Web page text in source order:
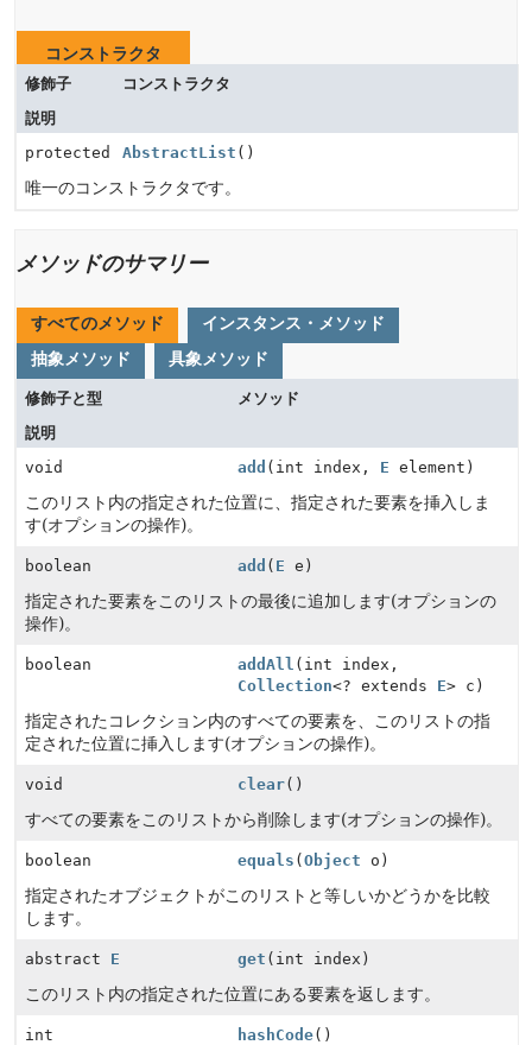
コンストラクタ
修飾子
コンストラクタ
説明
protected
AbstractList ()
唯一のコンストラクタです。
メソッドのサマリー
すべてのメソッド
インスタンス・メソッド
抽象メソッド
具象メソッド
修飾子と型
メソッド
説明
void
add (int index, E element)
このリスト内の指定された位置に、指定された要素を挿入しま
す(オプションの操作)。
boolean add ( E e)
指定された要素をこのリストの最後に追加します(オプションの
操作)。
boolean addAll (int index,
Collection<? extends E> c)
指定されたコレクション内のすべての要素を、このリストの指
定された位置に挿入します(オプションの操作)。
void clear()
すべての要素をこのリストから削除します(オプションの操作)。
boolean equals (Object o)
指定されたオブジェクトがこのリストと等しいかどうかを比較
します。
abstract E get (int index)
このリスト内の指定された位置にある要素を返します。
int hashCode()